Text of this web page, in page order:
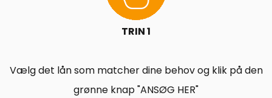
TRIN 1
Vælg det lån som matcher dine behov og klik på den
grønne knap "ANSØG HER"